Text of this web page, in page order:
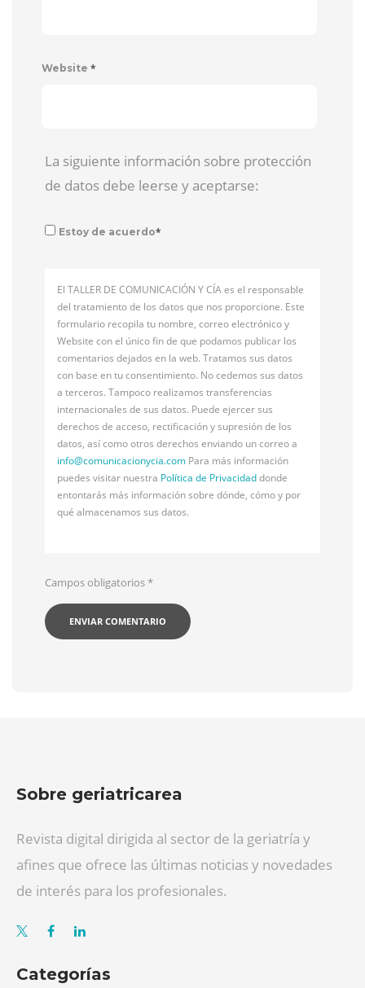
Website *
La siguiente información sobre protección
de datos debe leerse y aceptarse:
Estoy de acuerdo*
El TALLER DE COMUNICACIÓN Y CÍA es el responsable
del tratamiento de los datos que nos proporcione. Este
formulario recopila tu nombre, correo electrónico y
Website con el único fin de que podamos publicar los
comentarios dejados en la web. Tratamos sus datos
con base en tu consentimiento. No cedemos sus datos
a terceros. Tampoco realizamos transferencias
internacionales de sus datos. Puede ejercer sus
derechos de acceso, rectificación y supresión de los
datos, así como otros derechos enviando un correo a
info@comunicacionycia.com Para más información
puedes visitar nuestra Política de Privacidaddonde
entontarás más información sobre dónde, cómo y por
qué almacenamos sus datos.
Campos obligatorios*
Sobre geriatricarea
Revista digital dirigida al sector de la geriatría y
afines que ofrece las últimas noticias y novedades
de interés para los profesionales.
Categorías